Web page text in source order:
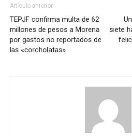
Artículo anterior
TEPJF confirma multa de 62
millones de pesos a Morena
por gastos no reportados de
las «corcholatas»
siete